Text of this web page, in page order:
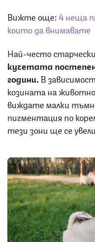
Вижте още:4 неща
които да внимавате
Най-често
кучетата
години.В
козината на
виждате малки
пигментация по
тези зони ще се